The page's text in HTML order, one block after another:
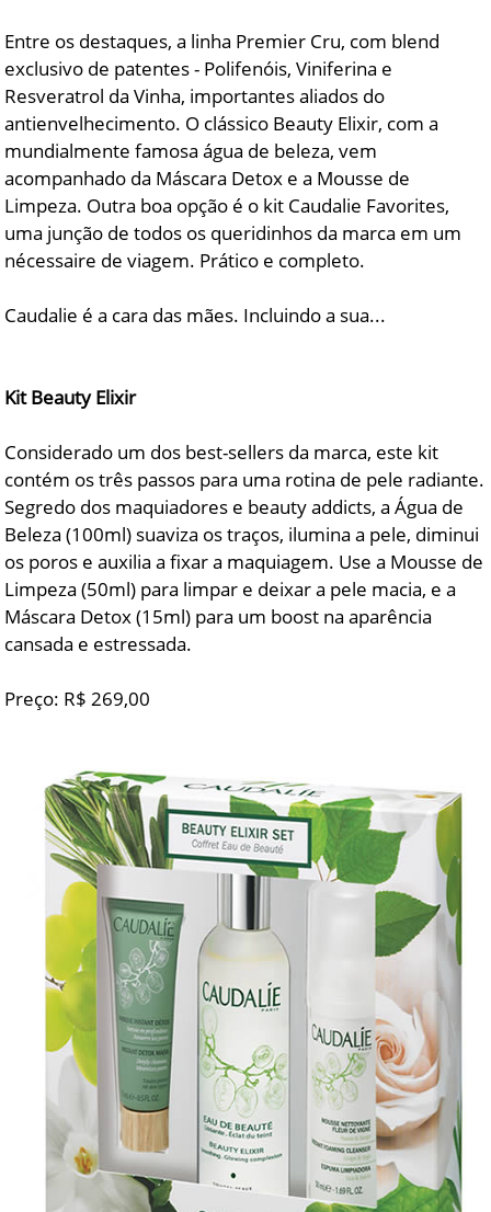
Entre os destaques, a linha Premier Cru, com blend
exclusivo de patentes - Polifenóis, Viniferina e
Resveratrol da Vinha, importantes aliados do
antienvelhecimento. O clássico Beauty Elixir, com a
mundialmente famosa água de beleza, vem
acompanhado da Máscara Detox e a Mousse de
Limpeza. Outra boa opção é o kit Caudalie Favorites,
uma junção de todos os queridinhos da marca em um
nécessaire de viagem. Prático e completo.
Caudalie é a cara das mães. Incluindo a sua...
Kit Beauty Elixir
Considerado um dos best-sellers da marca, este kit
contém os três passos para uma rotina de pele radiante.
Segredo dos maquiadores e beauty addicts, a Água de
Beleza (100ml) suaviza os traços, ilumina a pele, diminui
os poros e auxilia a fixar a maquiagem. Use a Mousse de
Limpeza (50ml) para limpar e deixar a pele macia, e a
Máscara Detox (15ml) para um boost na aparência
cansada e estressada.
Preço: R$ 269,00